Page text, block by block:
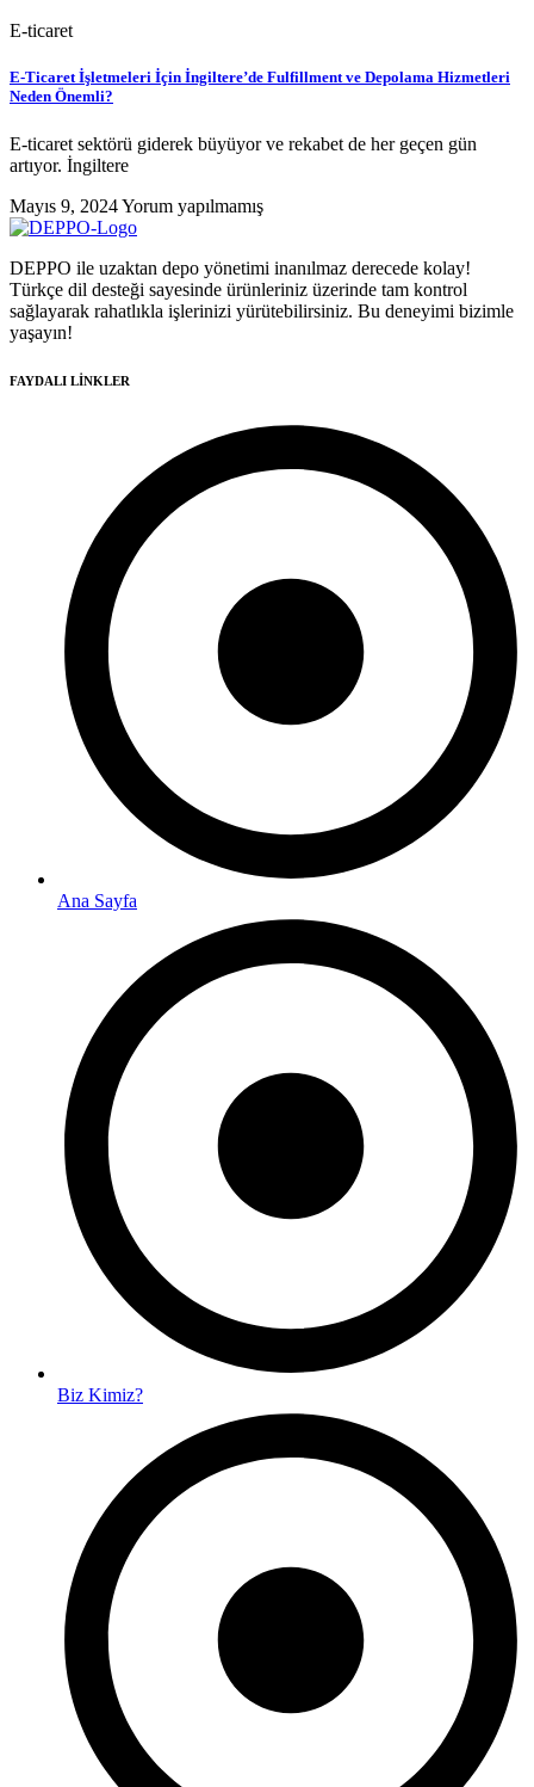
E-ticaret
E-Ticaret İşletmeleri İçin İngiltere’de Fulfillment ve Depolama Hizmetleri
Neden Önemli?
E-ticaret sektörü giderek büyüyor ve rekabet de her geçen gün
artıyor. İngiltere
Mayıs 9, 2024Yorum yapılmamış
DEPPO ile uzaktan depo yönetimi inanılmaz derecede kolay!
Türkçe dil desteği sayesinde ürünleriniz üzerinde tam kontrol
sağlayarak rahatlıkla işlerinizi yürütebilirsiniz. Bu deneyimi bizimle
yaşayın!
FAYDALI LİNKLER
Ana Sayfa
Biz Kimiz?